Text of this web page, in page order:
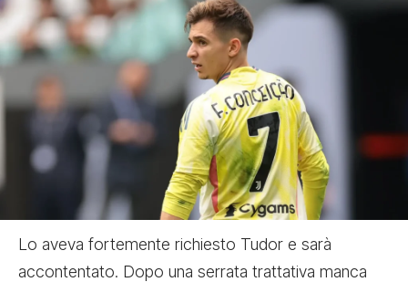
Lo aveva fortemente richiesto Tudor e sarà
accontentato. Dopo una serrata trattativa manca